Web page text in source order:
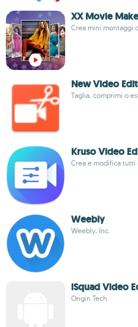
XX Movie
Crea mini montaggi
New Video
Taglia, comprimi o
Kruso Video
Crea e modifica
Weebly
Weebly, Inc.
iSquad Video
Origin Tech